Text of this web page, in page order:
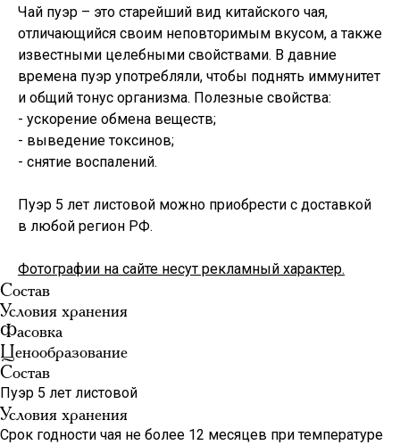
Чай пуэр – это старейший вид китайского чая,
отличающийся своим неповторимым вкусом, а также
известными целебными свойствами. В давние
времена пуэр употребляли, чтобы поднять иммунитет
и общий тонус организма. Полезные свойства:
- ускорение обмена веществ;
- выведение токсинов;
- снятие воспалений.
Пуэр 5 лет листовой можно приобрести с доставкой
в любой регион РФ.
Фотографии на сайте несут рекламный характер.
Состав
Условия хранения
Фасовка
Ценообразование
Состав
Пуэр 5 лет листовой
Условия хранения
Срок годности чая не более 12 месяцев при температуре